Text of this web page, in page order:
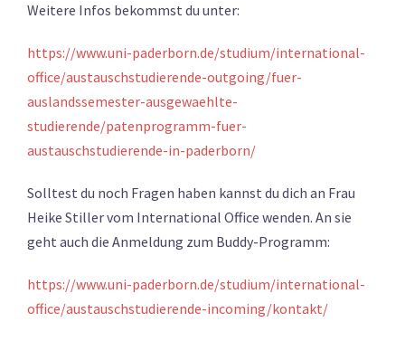
Weitere Infos bekommst du unter:
https://www.uni-paderborn.de/studium/international-
office/austauschstudierende-outgoing/fuer-
auslandssemester-ausgewaehlte-
studierende/patenprogramm-fuer-
austauschstudierende-in-paderborn/
Solltest du noch Fragen haben kannst du dich an Frau
Heike Stiller vom International Office wenden. An sie
geht auch die Anmeldung zum Buddy-Programm:
https://www.uni-paderborn.de/studium/international-
office/austauschstudierende-incoming/kontakt/